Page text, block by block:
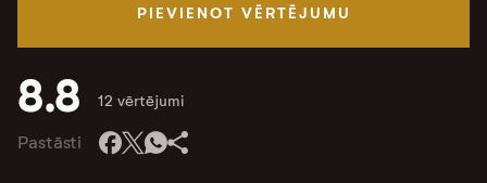
PIEVIENOT VĒRTĒJUMU
8.8 12 vērtējumi
Pastāsti